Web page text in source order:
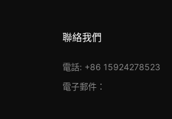
聯絡我們
電話: +86 15924278523
電子郵件：